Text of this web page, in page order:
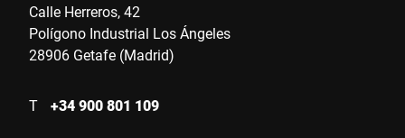
Calle Herreros, 42
Polígono Industrial Los Ángeles
28906 Getafe (Madrid)
T +34 900 801 109